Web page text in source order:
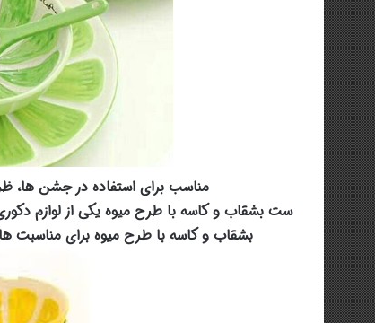
مناسب برای استفاده در جشن ها،
ست بشقاب و کاسه با طرح میوه یکی از لوازم
بشقاب و کاسه با طرح میوه برای مناسبت